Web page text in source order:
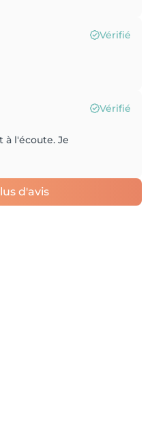
Vérifié
Vérifié
l'écoute. Je
d'avis